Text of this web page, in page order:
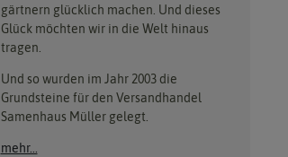
gärtnern glücklich machen. Und dieses
Glück möchten wir in die Welt hinaus
tragen.
Und so wurden im Jahr 2003 die
Grundsteine für den Versandhandel
Samenhaus Müller gelegt.
mehr...